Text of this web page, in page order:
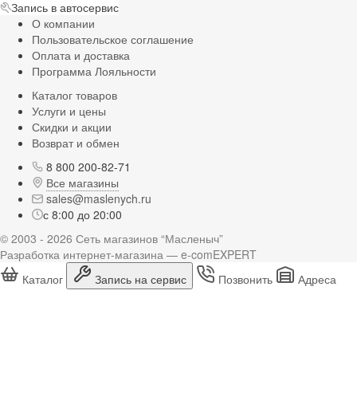
Запись в автосервис
О компании
Пользовательское соглашение
Оплата и доставка
Программа Лояльности
Каталог товаров
Услуги и цены
Скидки и акции
Возврат и обмен
8 800 200-82-71
Все магазины
sales@maslenych.ru
с 8:00 до 20:00
© 2003 - 2026 Сеть магазинов “Масленыч”
Разработка интернет-магазина — e-comEXPERT
Каталог
Запись на сервис Позвонить Адреса